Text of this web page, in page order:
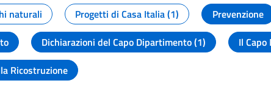
naturali Progetti di Casa Italia (1) Prevenzione
Dichiarazioni del Capo Dipartimento (1) Il
Ricostruzione